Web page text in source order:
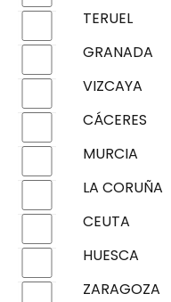
TERUEL
GRANADA
VIZCAYA
CÁCERES
MURCIA
LA CORUÑA
CEUTA
HUESCA
ZARAGOZA